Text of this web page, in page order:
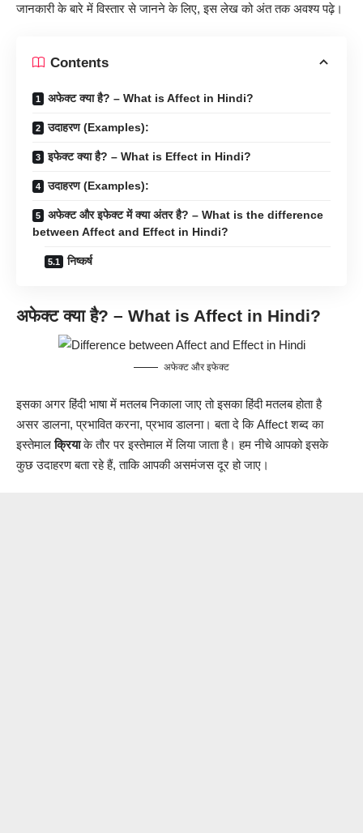
जानकारी के बारे में विस्तार से जानने के लिए, इस लेख को अंत तक अवश्य पढ़े।
Contents
अफेक्ट क्या है? – What is Affect in Hindi?
उदाहरण (Examples):
इफेक्ट क्या है? – What is Effect in Hindi?
उदाहरण (Examples):
अफेक्ट और इफेक्ट में क्या अंतर है? – What is the difference
between Affect and Effect in Hindi?
निष्कर्ष
अफेक्ट क्या है? – What is Affect in Hindi?
अफेक्ट और इफेक्ट
इसका अगर हिंदी भाषा में मतलब निकाला जाए तो इसका हिंदी मतलब होता है
असर डालना, प्रभावित करना, प्रभाव डालना।‌ बता दे कि Affect शब्द का
इस्तेमालक्रिया के तौर पर इस्तेमाल में लिया जाता है। हम नीचे आपको इसके
कुछ उदाहरण बता रहे हैं, ताकि आपकी असमंजस दूर हो जाए।